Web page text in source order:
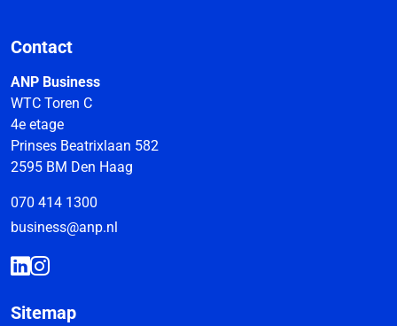
Contact
ANP Business
WTC Toren C
4e etage
Prinses Beatrixlaan 582
2595 BM Den Haag
070 414 1300
business@anp.nl
Sitemap